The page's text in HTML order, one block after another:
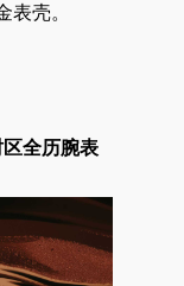
壳。
全历腕表